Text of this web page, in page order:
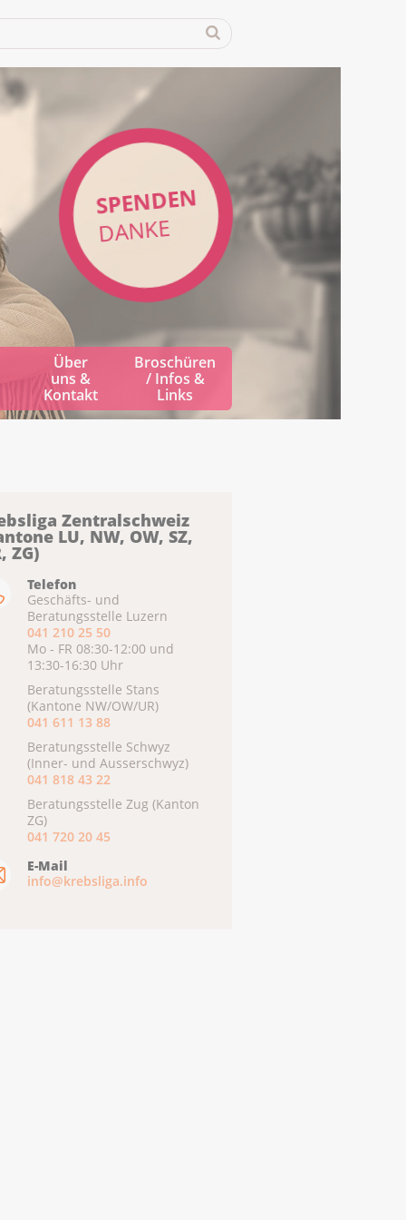
SPENDEN
DANKE
Über
uns &
Kontakt
Broschüren
/ Infos &
Links
Zentralschweiz
LU, NW, OW, SZ,
ZG)
Telefon
Geschäfts- und
Beratungsstelle Luzern
041 210 25 50
Mo - FR 08:30-12:00 und
13:30-16:30 Uhr
Beratungsstelle Stans
(Kantone NW/OW/UR)
041 611 13 88
Beratungsstelle Schwyz
(Inner- und Ausserschwyz)
041 818 43 22
Beratungsstelle Zug (Kanton
ZG)
041 720 20 45
E-Mail
info@krebsliga.info